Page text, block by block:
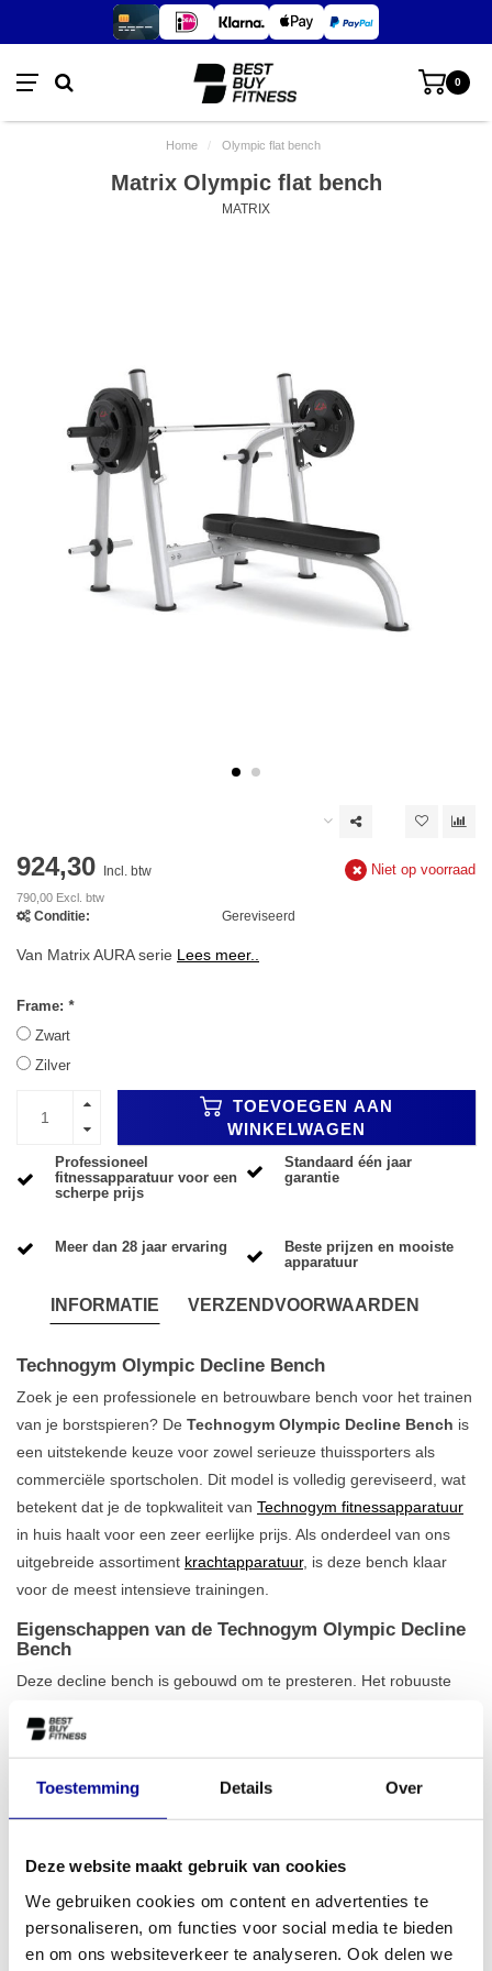
Toestemming Details Over
Deze website maakt gebruik van cookies
We gebruiken cookies om content en advertenties te
personaliseren, om functies voor social media te bieden
en om ons websiteverkeer te analyseren. Ook delen we
0
Home / Olympic flat bench
Matrix Olympic flat bench
MATRIX
924,30 Incl. btw
790,00 Excl. btw
Niet op voorraad
Conditie: Gereviseerd
Van Matrix AURA serie Lees meer..
Frame: *
Zwart
Zilver
TOEVOEGEN AAN
WINKELWAGEN
Professioneel
fitnessapparatuur voor een
scherpe prijs
Standaard één jaar
garantie
Meer dan 28 jaar ervaring
Beste prijzen en mooiste
apparatuur
INFORMATIE VERZENDVOORWAARDEN
Technogym Olympic Decline Bench
Zoek je een professionele en betrouwbare bench voor het trainen
van je borstspieren? De Technogym Olympic Decline Bench is
een uitstekende keuze voor zowel serieuze thuissporters als
commerciële sportscholen. Dit model is volledig gereviseerd, wat
betekent dat je de topkwaliteit van Technogym fitnessapparatuur
in huis haalt voor een zeer eerlijke prijs. Als onderdeel van ons
uitgebreide assortiment krachtapparatuur, is deze bench klaar
voor de meest intensieve trainingen.
Eigenschappen van de Technogym Olympic Decline
Bench
Deze decline bench is gebouwd om te presteren. Het robuuste
onwrikbare stabiliteit tijdens je training. Met een
belasting van 245 kgkun je met een gerust hart zwaar trainen
en je grenzen verleggen. De vaste decline-hoek is perfect
ontworpen om de lagere borstspieren effectief te isoleren en te
essentieel onderdeel in ons aanbod vanprofessionele
halterbanken.
Voor wie is deze decline bench geschikt?